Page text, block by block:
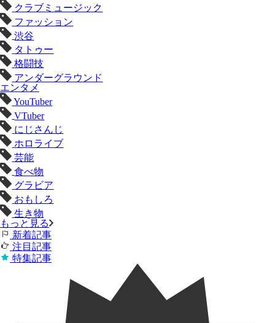
クラブミュージック
ファッション
渋谷
タトゥー
格闘技
アンダーグラウンド
エンタメ
YouTuber
VTuber
にじさんじ
ホロライブ
芸能
食べ物
グラビア
おもしろ
生き物
もっと見る
新着記事
注目記事
特集記事